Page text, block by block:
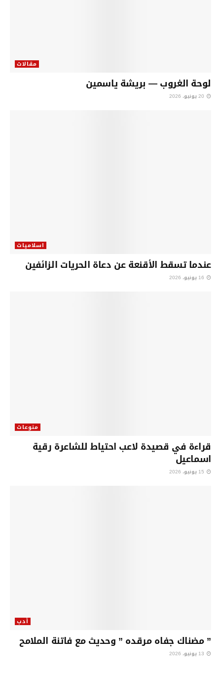
مقالات
لوحة الغروب — بريشة ياسمين
اسلاميات
عندما تسقط الأقنعة عن دعاة الحريات الزائفين
منوعات
قراءة في قصيدة لاعب احتياط للشاعرة رقية
اسماعيل
أدب
” مضناك جفاه مرقده ” وحديث مع فاتنة الملامح